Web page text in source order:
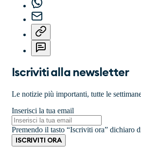
Iscriviti alla newsletter
Le notizie più importanti, tutte le
Inserisci la tua email
Premendo il tasto “Iscriviti ora” dichiaro
ISCRIVITI ORA